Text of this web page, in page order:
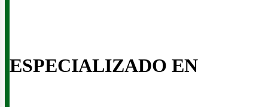
ESPECIALIZADO EN